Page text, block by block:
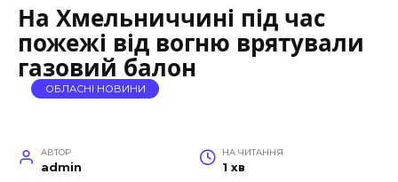
На Хмельниччині під час
пожежі від вогню врятували
газовий балон
ОБЛАСНІ НОВИНИ
АВТОР
admin
НА ЧИТАННЯ
1 хв